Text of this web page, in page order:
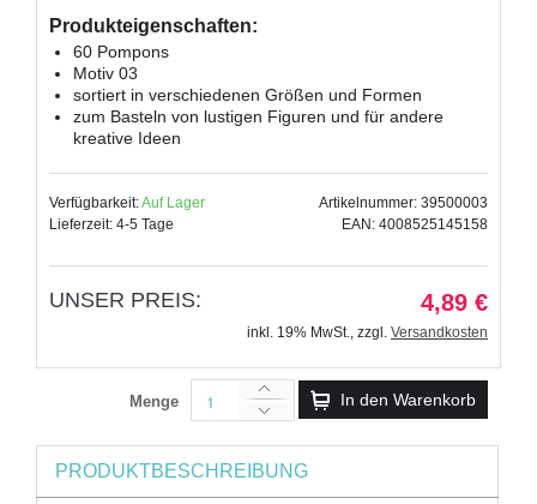
Produkteigenschaften:
60 Pompons
Motiv 03
sortiert in verschiedenen Größen und Formen
zum Basteln von lustigen Figuren und für andere
kreative Ideen
Verfügbarkeit:Auf Lager
Lieferzeit: 4-5 Tage
Artikelnummer: 39500003
EAN: 4008525145158
UNSER PREIS: 4,89 €
inkl. 19% MwSt., zzgl. Versandkosten
Menge In den Warenkorb
PRODUKTBESCHREIBUNG